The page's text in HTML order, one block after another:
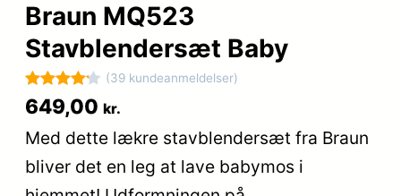
Braun MQ523
Stavblendersæt Baby
Bedømt
4.2
ud af 5
baseret
på
39
(39 kundeanmeldelser)
649,00 kr.
Med dette lækre stavblendersæt fra Braun
bliver det en leg at lave babymos i